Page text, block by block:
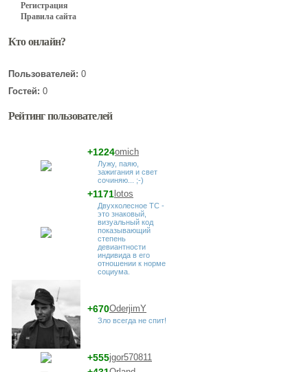
Регистрация
Правила сайта
Кто онлайн?
Пользователей: 0
Гостей: 0
Рейтинг пользователей
omich
+1224
Лужу, паяю,
зажигания и свет
сочиняю... ;-)
lotos
+1171
Двухколесное ТС -
это знаковый,
визуальный код
показывающий
степень
девиантности
индивида в его
отношении к норме
социума.
OderjimY
+670
Зло всегда не спит!
jgor570811
+555